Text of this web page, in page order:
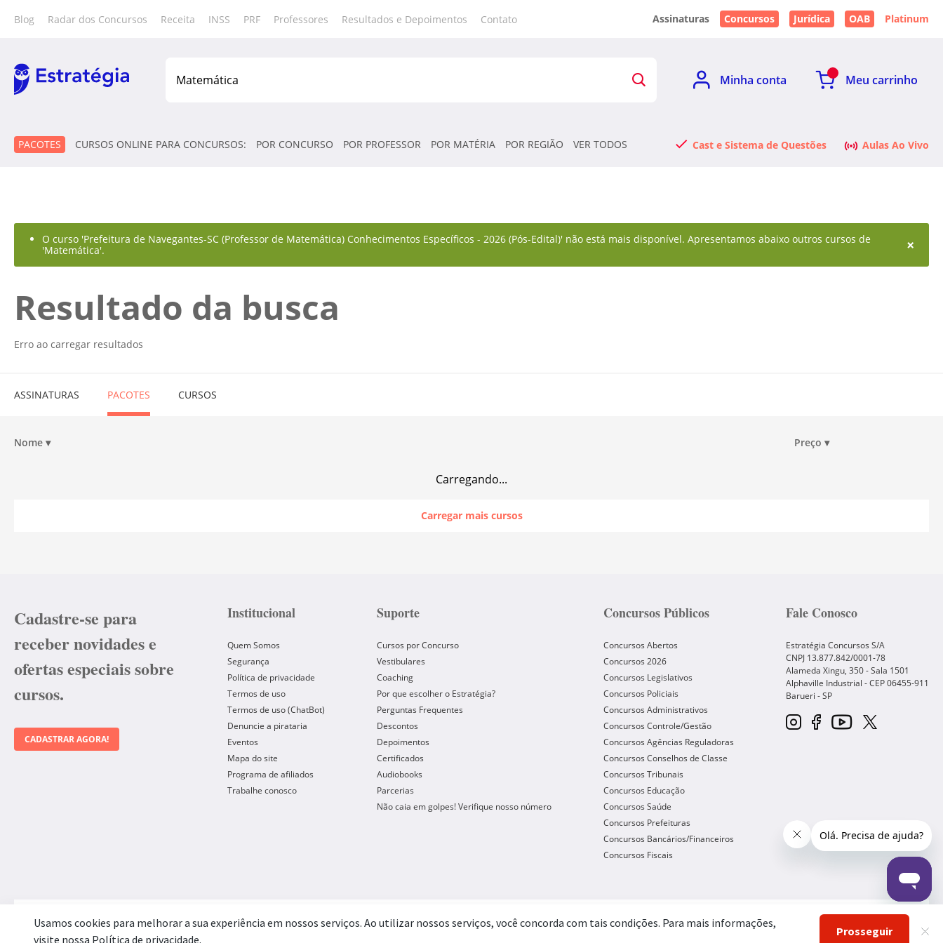
Blog Radar dos Concursos Receita INSS PRF Professores Resultados e Depoimentos Contato Assinaturas Concursos Jurídica OAB Platinum
Minha conta Meu carrinho
PACOTES CURSOS ONLINE PARA CONCURSOS: POR CONCURSO POR PROFESSOR POR MATÉRIA POR REGIÃO VER TODOS Cast e Sistema de Questões Aulas Ao Vivo
O curso 'Prefeitura de Navegantes-SC (Professor de Matemática) Conhecimentos Específicos - 2026 (Pós-Edital)' não está mais disponível. Apresentamos abaixo outros cursos de
'Matemática'.
×
Resultado da busca
Erro ao carregar resultados
ASSINATURAS PACOTES CURSOS
Nome ▾ Preço ▾
Carregando...
Carregar mais cursos
Cadastre-se para
receber novidades e
ofertas especiais sobre
cursos.
CADASTRAR AGORA!
Institucional
Quem Somos
Segurança
Política de privacidade
Termos de uso
Termos de uso (ChatBot)
Denuncie a pirataria
Eventos
Mapa do site
Programa de afiliados
Trabalhe conosco
Suporte
Cursos por Concurso
Vestibulares
Coaching
Por que escolher o Estratégia?
Perguntas Frequentes
Descontos
Depoimentos
Certificados
Audiobooks
Parcerias
Não caia em golpes! Verifique nosso número
Concursos Públicos
Concursos Abertos
Concursos 2026
Concursos Legislativos
Concursos Policiais
Concursos Administrativos
Concursos Controle/Gestão
Concursos Agências Reguladoras
Concursos Conselhos de Classe
Concursos Tribunais
Concursos Educação
Concursos Saúde
Concursos Prefeituras
Concursos Bancários/Financeiros
Concursos Fiscais
Fale Conosco
Estratégia Concursos S/A
CNPJ 13.877.842/0001-78
Alameda Xingu, 350 - Sala 1501
Alphaville Industrial - CEP06455-911
Barueri -SP
Forma de Pagamento